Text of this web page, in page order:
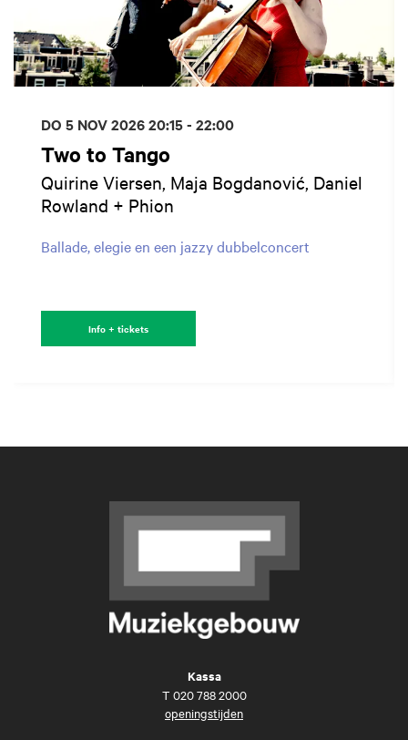
Two to Tango
Quirine Viersen, Maja Bogdanović, Daniel
Rowland + Phion
Ballade, elegie en een jazzy dubbelconcert
DO 5 NOV 202620:15 - 22:00
Info + tickets
Kassa
T 020 788 2000
openingstijden